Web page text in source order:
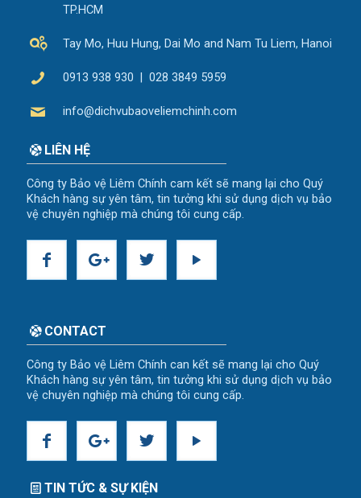
TP.HCM
Tay Mo, Huu Hung, Dai Mo and Nam Tu Liem, Hanoi
0913 938 930 | 028 3849 5959
info@dichvubaoveliemchinh.com
LIÊN HỆ
Công ty Bảo vệ Liêm Chính cam kết sẽ mang lại cho Quý
Khách hàng sự yên tâm, tin tưởng khi sử dụng dịch vụ bảo
vệ chuyên nghiệp mà chúng tôi cung cấp.
CONTACT
Công ty Bảo vệ Liêm Chính can kết sẽ mang lại cho Quý
Khách hàng sự yên tâm, tin tưởng khi sử dụng dịch vụ bảo
vệ chuyên nghiệp mà chúng tôi cung cấp.
TIN TỨC & SỰ KIỆN